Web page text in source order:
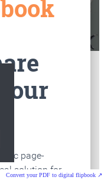
Convert your PDF to digital flipbook ↗